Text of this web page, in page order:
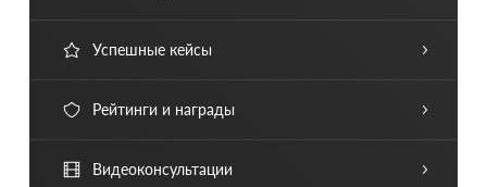
Успешные кейсы
Рейтинги и награды
Видеоконсультации